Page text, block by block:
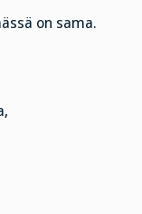
on sama.